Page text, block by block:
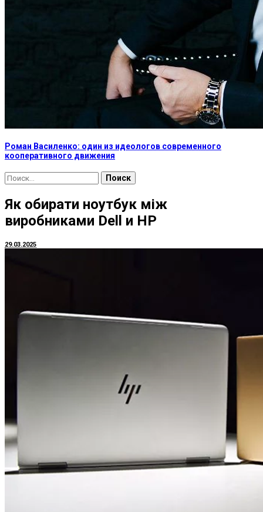
Роман Василенко: один из идеологов современного
кооперативного движения
Найти:
Як обирати ноутбук між
виробниками Dell и HP
29.03.2025